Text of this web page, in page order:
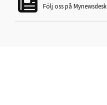
Följ oss på Mynewsdesk